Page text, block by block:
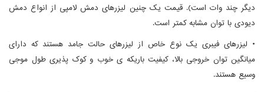
دیگر چند وات است). قیمت یک چنین لیزرهای دمش لامپی از انواع دمش
دیودی با توان مشابه کمتر است.
• لیزرهای فیبری یک نوع خاص از لیزرهای حالت جامد هستند که دارای
میانگین توان خروجی بالا، کیفیت باریکه ی خوب و کوک پذیری طول موجی
وسیع هستند.